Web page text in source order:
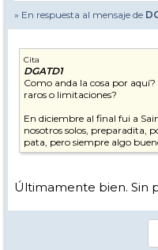
» En respuesta al mensaje de
Cita
DGATD1
Como anda la cosa por
raros o limitaciones?
En diciembre al final fui a
nosotros solos, preparadita,
pata, pero siempre algo
Últimamente bien. Sin